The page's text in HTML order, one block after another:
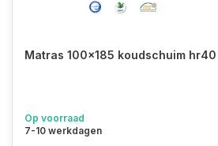
Matras 100x185 koudschuim hr40
Op voorraad
7-10 werkdagen